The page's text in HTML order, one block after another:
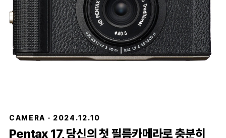
CAMERA · 2024.12.10
Pentax 17, 당신의 첫 필름카메라로 충분히